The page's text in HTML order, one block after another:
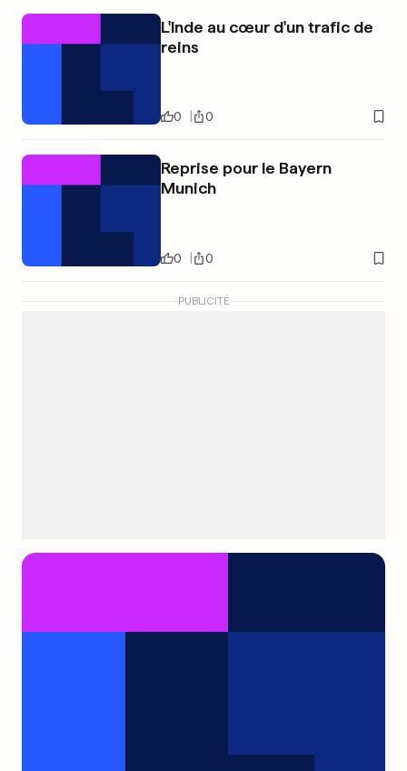
L'Inde au cœur d'un trafic de
reins
0 0
Reprise pour le Bayern
Munich
0 0
PUBLICITÉ